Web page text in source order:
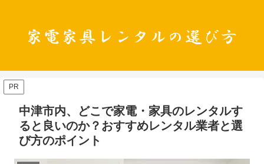
PR
中津市内、どこで家電・家具のレンタルす
ると良いのか？おすすめレンタル業者と選
び方のポイント